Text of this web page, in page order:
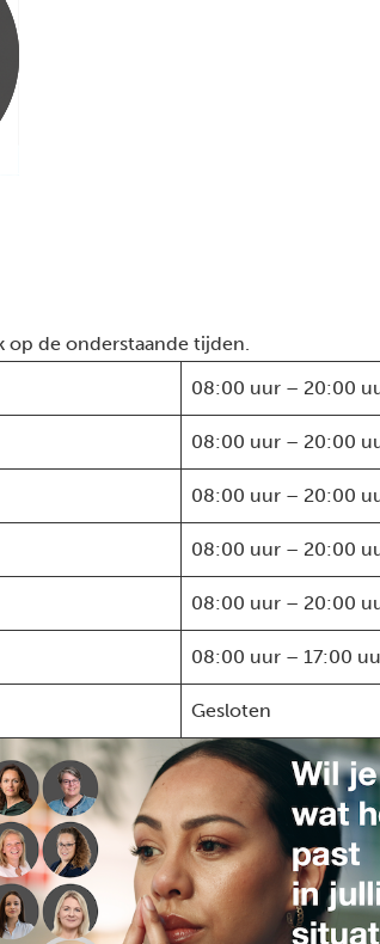
op de onderstaande tijden.
08:00 uur – 20:00
08:00 uur – 20:00
08:00 uur – 20:00
08:00 uur – 20:00
08:00 uur – 20:00
08:00 uur – 17:00
Gesloten